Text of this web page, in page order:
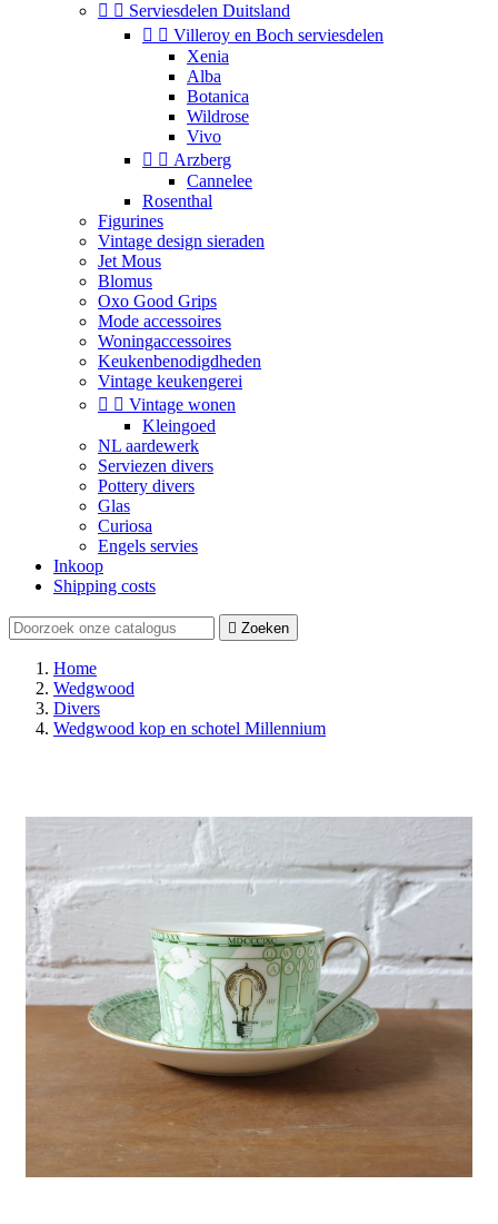
  Serviesdelen Duitsland
  Villeroy en Boch serviesdelen
Xenia
Alba
Botanica
Wildrose
Vivo
  Arzberg
Cannelee
Rosenthal
Figurines
Vintage design sieraden
Jet Mous
Blomus
Oxo Good Grips
Mode accessoires
Woningaccessoires
Keukenbenodigdheden
Vintage keukengerei
  Vintage wonen
Kleingoed
NL aardewerk
Serviezen divers
Pottery divers
Glas
Curiosa
Engels servies
Inkoop
Shipping costs
 Zoeken
Home
Wedgwood
Divers
Wedgwood kop en schotel Millennium